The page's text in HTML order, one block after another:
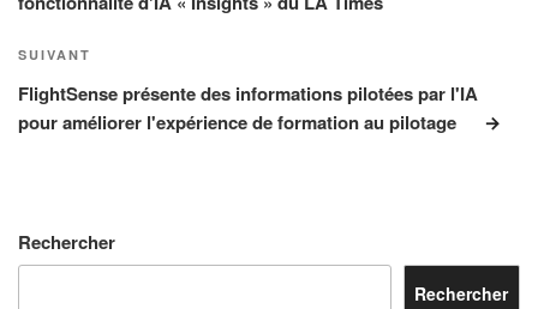
Article
suivant
SUIVANT
FlightSense présente des informations pilotées par l'IA
pour améliorer l'expérience de formation au pilotage
Rechercher
Rechercher